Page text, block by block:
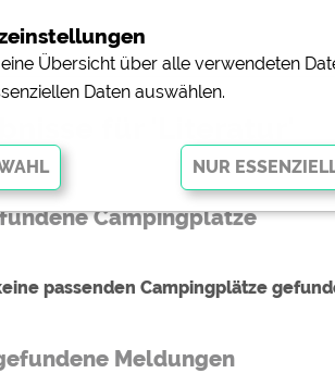
Campingplätze
passenden Campingplätze
Meldungen
Übersicht über alle verwendeten
Daten auswählen.
erforderlich. Ohne diese Cookies werden Teile der